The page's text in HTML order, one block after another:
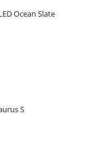
Ocean Slate
S